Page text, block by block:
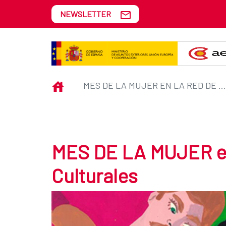
Skip to Main Content
MES DE LA MUJER en la Red de
NEWSLETTER
INICIO MES DE LA MUJER EN LA RED DE CENTROS CULTURALES
MES DE LA MUJER
Culturales